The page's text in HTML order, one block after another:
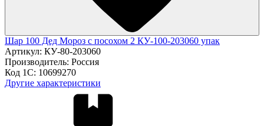
Шар 100 Дед Мороз с посохом 2 КУ-100-203060 упак
Артикул: КУ-80-203060
Производитель: Россия
Код 1С: 10699270
Другие характеристики